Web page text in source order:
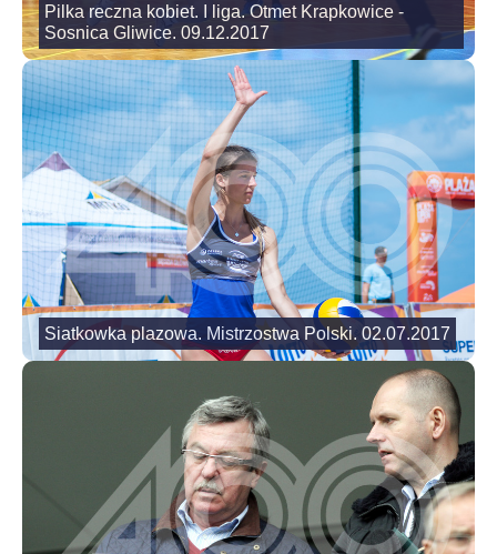
Pilka reczna kobiet. I liga. Otmet Krapkowice -
Sosnica Gliwice. 09.12.2017
Siatkowka plazowa. Mistrzostwa Polski. 02.07.2017